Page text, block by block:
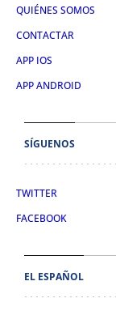
QUIÉNES SOMOS
CONTACTAR
APP IOS
APP ANDROID
SÍGUENOS
TWITTER
FACEBOOK
EL ESPAÑOL